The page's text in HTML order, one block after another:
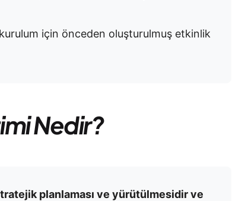
kurulum için önceden oluşturulmuş etkinlik
Nedir?
planlaması ve yürütülmesidir ve